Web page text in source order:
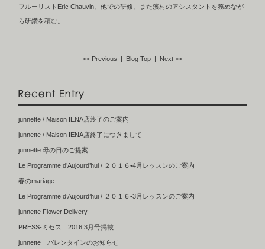
フルーリストEric Chauvin、他での研修、また濱村のアシスタントを務めなが
ら研鑽を積む。
<< Previous | Blog Top | Next >>
junnette / Maison IENA店終了のご案内
junnette / Maison IENA店終了につきまして
junnette 母の日のご提案
Le Programme d’Aujourd’hui / ２０１６•4月レッスンのご案内
春のmariage
Le Programme d’Aujourd’hui / ２０１６•3月レッスンのご案内
junnette Flower Delivery
PRESS-ミセス 2016.3月号掲載
junnette バレンタインのお知らせ